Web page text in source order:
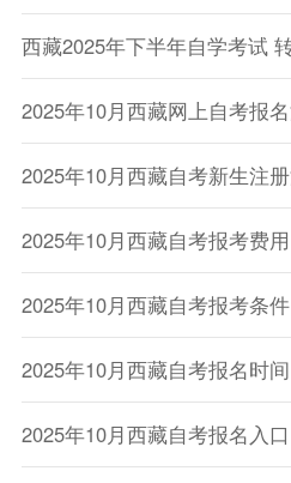
西藏2025年下半年自学考试
2025年10月西藏网上自考报
2025年10月西藏自考新生注
2025年10月西藏自考报考费用
2025年10月西藏自考报考条件
2025年10月西藏自考报名时间
2025年10月西藏自考报名入口